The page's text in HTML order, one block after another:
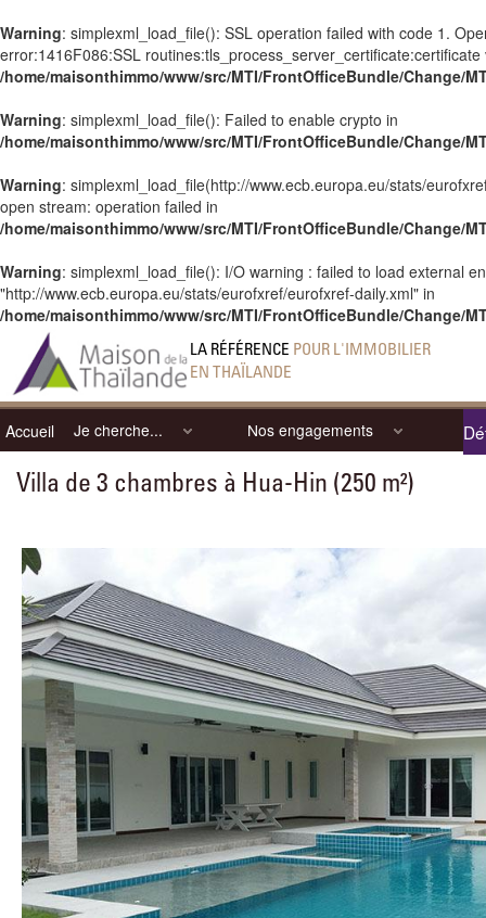
Warning: simplexml_load_file(): SSL operation failed with code 1.
error:1416F086:SSL routines:tls_process_server_certificate:certificate
/home/maisonthimmo/www/src/MTI/FrontOfficeBundle/Change/
Warning: simplexml_load_file(): Failed to enable crypto in
/home/maisonthimmo/www/src/MTI/FrontOfficeBundle/Change/
Warning: simplexml_load_file(http://www.ecb.europa.eu/stats/
open stream: operation failed in
/home/maisonthimmo/www/src/MTI/FrontOfficeBundle/Change/
Warning: simplexml_load_file(): I/O warning : failed to load external
"http://www.ecb.europa.eu/stats/eurofxref/eurofxref-daily.xml" in
/home/maisonthimmo/www/src/MTI/FrontOfficeBundle/Change/
LA RÉFÉRENCE POUR L'IMMOBILIER
EN THAÏLANDE
Accueil Je cherche... Nos engagements
Villa de 3 chambres à Hua-Hin (250 m²)